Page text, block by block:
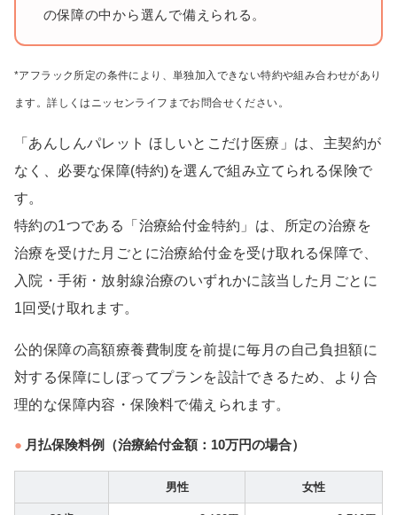
の保障の中から選んで備えられる。
*アフラック所定の条件により、単独加入できない特約や組み合わせがあり
ます。詳しくはニッセンライフまでお問合せください。
「あんしんパレット ほしいとこだけ医療」は、主契約が
なく、必要な保障(特約)を選んで組み立てられる保険で
す。
特約の1つである「治療給付金特約」は、所定の治療を
治療を受けた月ごとに治療給付金を受け取れる保障で、
入院・手術・放射線治療のいずれかに該当した月ごとに
1回受け取れます。
公的保障の高額療養費制度を前提に毎月の自己負担額に
対する保障にしぼってプランを設計できるため、より合
理的な保障内容・保険料で備えられます。
月払保険料例（治療給付金額：10万円の場合）
男性 女性